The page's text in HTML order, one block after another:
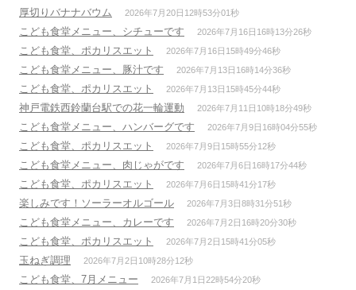
厚切りバナナバウム 2026年7月20日12時53分01秒
こども食堂メニュー、シチューです 2026年7月16日16時13分26秒
こども食堂、ポカリスエット 2026年7月16日15時49分46秒
こども食堂メニュー、豚汁です 2026年7月13日16時14分36秒
こども食堂、ポカリスエット 2026年7月13日15時45分44秒
神戸電鉄西鈴蘭台駅での花一輪運動 2026年7月11日10時18分49秒
こども食堂メニュー、ハンバーグです 2026年7月9日16時04分55秒
こども食堂、ポカリスエット 2026年7月9日15時55分12秒
こども食堂メニュー、肉じゃがです 2026年7月6日16時17分44秒
こども食堂、ポカリスエット 2026年7月6日15時41分17秒
楽しみです！ソーラーオルゴール 2026年7月3日8時31分51秒
こども食堂メニュー、カレーです 2026年7月2日16時20分30秒
こども食堂、ポカリスエット 2026年7月2日15時41分05秒
玉ねぎ調理 2026年7月2日10時28分12秒
こども食堂、7月メニュー 2026年7月1日22時54分20秒